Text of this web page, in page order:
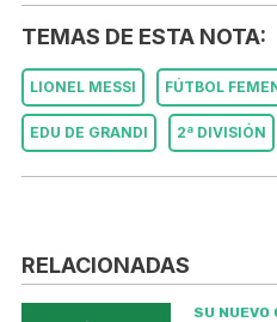
TEMAS DE ESTA NOTA:
LIONEL MESSI FÚTBOL
EDU DE GRANDI 2ª DIVISIÓN
RELACIONADAS
SU NUEVO